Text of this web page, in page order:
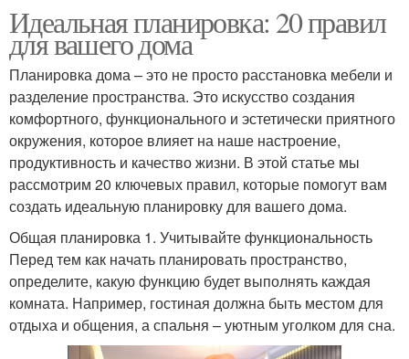
Идеальная планировка: 20 правил
для вашего дома
Планировка дома – это не просто расстановка мебели и
разделение пространства. Это искусство создания
комфортного, функционального и эстетически приятного
окружения, которое влияет на наше настроение,
продуктивность и качество жизни. В этой статье мы
рассмотрим 20 ключевых правил, которые помогут вам
создать идеальную планировку для вашего дома.
Общая планировка 1. Учитывайте функциональность
Перед тем как начать планировать пространство,
определите, какую функцию будет выполнять каждая
комната. Например, гостиная должна быть местом для
отдыха и общения, а спальня – уютным уголком для сна.